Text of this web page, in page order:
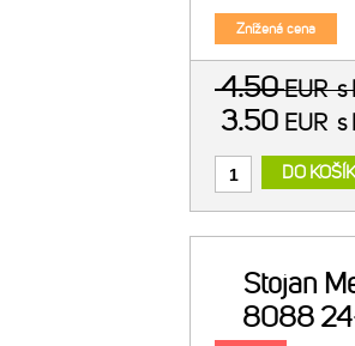
Znížená cena
4.50EURs
3.50 EUR s
DO
Stojan
8088